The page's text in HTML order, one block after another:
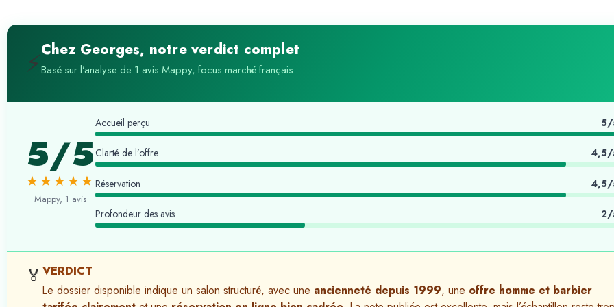
⚡Chez Georges, notre verdict complet
Basé sur l’analyse de 1 avis Mappy, focus marché français
5/5
★★★★★
Mappy, 1 avis
Accueil perçu
Clarté de l’offre
Réservation
Profondeur des avis
🏅 VERDICT
Le dossier disponible indique un salon structuré, avec une ancienneté depuis 1999, une offre homme et barbier